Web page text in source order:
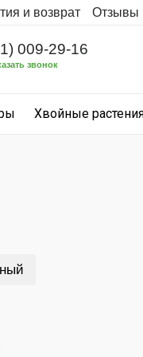
и возврат Отзывы
009-29-16
звонок
Хвойные